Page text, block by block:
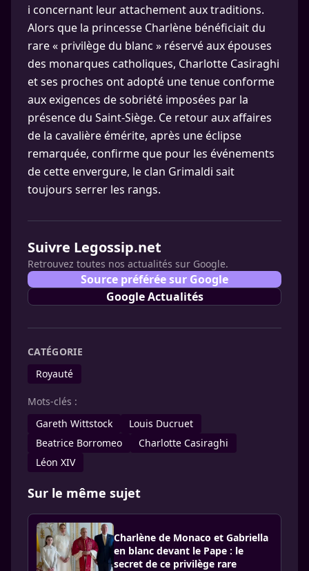
i concernant leur attachement aux traditions.
Alors que la princesse Charlène bénéficiait du
rare « privilège du blanc » réservé aux épouses
des monarques catholiques, Charlotte Casiraghi
et ses proches ont adopté une tenue conforme
aux exigences de sobriété imposées par la
présence du Saint-Siège. Ce retour aux affaires
de la cavalière émérite, après une éclipse
remarquée, confirme que pour les événements
de cette envergure, le clan Grimaldi sait
toujours serrer les rangs.
Suivre Legossip.net
Retrouvez toutes nos actualités sur Google.
Source préférée sur Google
Google Actualités
CATÉGORIE
Royauté
Mots-clés :
Gareth Wittstock
Louis Ducruet
Beatrice Borromeo
Charlotte Casiraghi
Léon XIV
Sur le même sujet
Charlène de Monaco et Gabriella
en blanc devant le Pape : le
secret de ce privilège rare